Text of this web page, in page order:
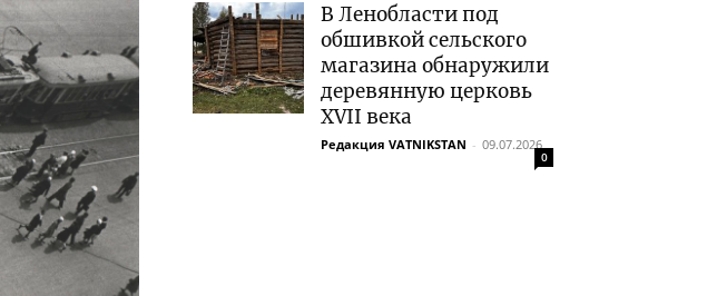
В Ленобласти под
обшивкой сельского
магазина обнаружили
деревянную церковь
XVII века
Редакция VATNIKSTAN - 09.07.2026
0